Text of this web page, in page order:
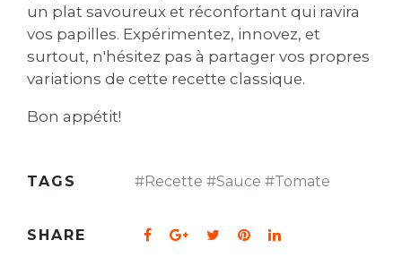
un plat savoureux et réconfortant qui ravira
vos papilles. Expérimentez, innovez, et
surtout, n'hésitez pas à partager vos propres
variations de cette recette classique.
Bon appétit!
TAGS #Recette #Sauce #Tomate
SHARE